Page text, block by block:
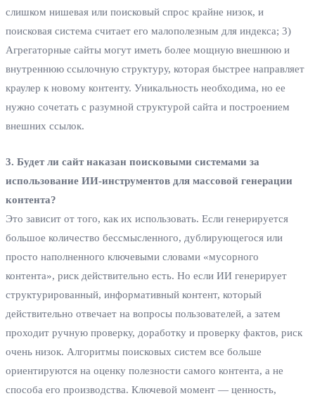
слишком нишевая или поисковый спрос крайне низок, и
поисковая система считает его малополезным для индекса; 3)
Агрегаторные сайты могут иметь более мощную внешнюю и
внутреннюю ссылочную структуру, которая быстрее направляет
краулер к новому контенту. Уникальность необходима, но ее
нужно сочетать с разумной структурой сайта и построением
внешних ссылок.
3. Будет ли сайт наказан поисковыми системами за
использование ИИ-инструментов для массовой генерации
контента?
Это зависит от того, как их использовать. Если генерируется
большое количество бессмысленного, дублирующегося или
просто наполненного ключевыми словами «мусорного
контента», риск действительно есть. Но если ИИ генерирует
структурированный, информативный контент, который
действительно отвечает на вопросы пользователей, а затем
проходит ручную проверку, доработку и проверку фактов, риск
очень низок. Алгоритмы поисковых систем все больше
ориентируются на оценку полезности самого контента, а не
способа его производства. Ключевой момент — ценность,